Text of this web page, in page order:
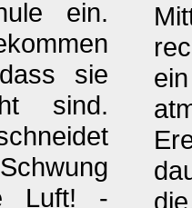
ein.
sie
sind.
Luft! -